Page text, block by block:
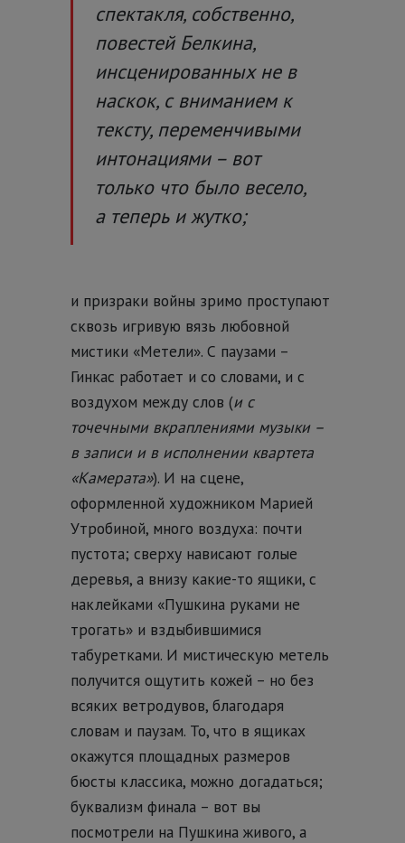
спектакля, собственно,
повестей Белкина,
инсценированных не в
наскок, с вниманием к
тексту, переменчивыми
интонациями – вот
только что было весело,
а теперь и жутко;
и призраки войны зримо проступают
сквозь игривую вязь любовной
мистики «Метели». С паузами –
Гинкас работает и со словами, и с
воздухом между слов (и с
точечными вкраплениями музыки –
в записи и в исполнении квартета
«Камерата»). И на сцене,
оформленной художником Марией
Утробиной, много воздуха: почти
пустота; сверху нависают голые
деревья, а внизу какие-то ящики, с
наклейками «Пушкина руками не
трогать» и вздыбившимися
табуретками. И мистическую метель
получится ощутить кожей – но без
всяких ветродувов, благодаря
словам и паузам. То, что в ящиках
окажутся площадных размеров
бюсты классика, можно догадаться;
буквализм финала – вот вы
посмотрели на Пушкина живого, а